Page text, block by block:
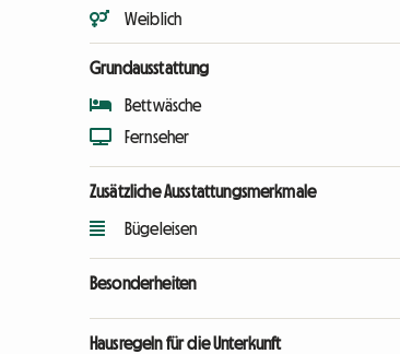
Weiblich
Grundausstattung
Bettwäsche
Fernseher
Zusätzliche Ausstattungsmerkmale
Bügeleisen
Besonderheiten
Hausregeln für die Unterkunft